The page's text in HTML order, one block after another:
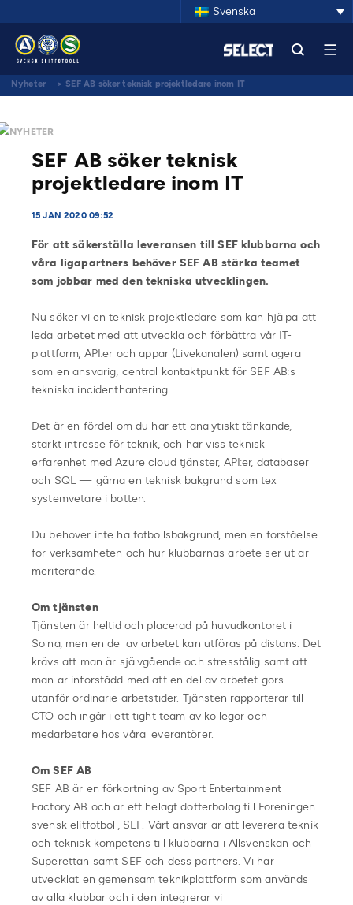
Svenska
Nyheter > SEF AB söker teknisk projektledare inom IT
NYHETER
SEF AB söker teknisk
projektledare inom IT
15 JAN 2020 09:52
För att säkerställa leveransen till SEF klubbarna och
våra ligapartners behöver SEF AB stärka teamet
som jobbar med den tekniska utvecklingen.
Nu söker vi en teknisk projektledare som kan hjälpa att
leda arbetet med att utveckla och förbättra vår IT-
plattform, API:er och appar (Livekanalen) samt agera
som en ansvarig, central kontaktpunkt för SEF AB:s
tekniska incidenthantering.
Det är en fördel om du har ett analytiskt tänkande,
starkt intresse för teknik, och har viss teknisk
erfarenhet med Azure cloud tjänster, API:er, databaser
och SQL — gärna en teknisk bakgrund som tex
systemvetare i botten.
Du behöver inte ha fotbollsbakgrund, men en förståelse
för verksamheten och hur klubbarnas arbete ser ut är
meriterande.
Om tjänsten
Tjänsten är heltid och placerad på huvudkontoret i
Solna, men en del av arbetet kan utföras på distans. Det
krävs att man är självgående och stresstålig samt att
man är införstådd med att en del av arbetet görs
utanför ordinarie arbetstider. Tjänsten rapporterar till
CTO och ingår i ett tight team av kollegor och
medarbetare hos våra leverantörer.
Om SEF AB
SEF AB är en förkortning av Sport Entertainment
Factory AB och är ett helägt dotterbolag till Föreningen
svensk elitfotboll, SEF. Vårt ansvar är att leverera teknik
och teknisk kompetens till klubbarna i Allsvenskan och
Superettan samt SEF och dess partners. Vi har
utvecklat en gemensam teknikplattform som används
av alla klubbar och i den integrerar vi